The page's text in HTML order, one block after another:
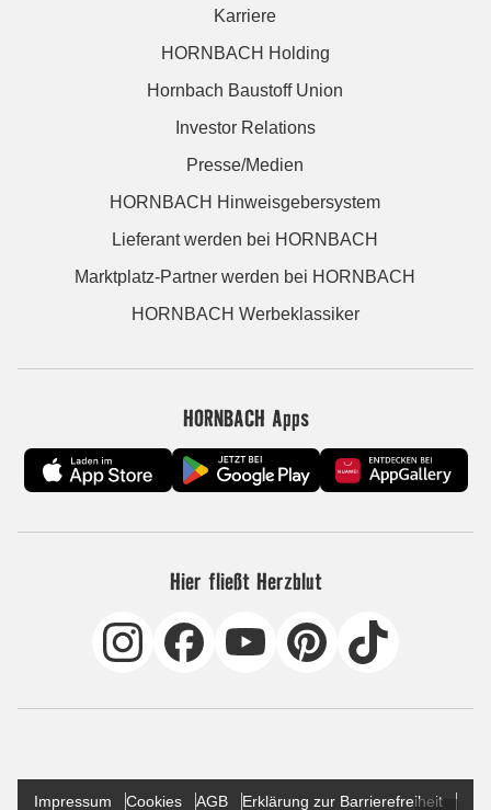
Karriere
HORNBACH Holding
Hornbach Baustoff Union
Investor Relations
Presse/Medien
HORNBACH Hinweisgebersystem
Lieferant werden bei HORNBACH
Marktplatz-Partner werden bei HORNBACH
HORNBACH Werbeklassiker
HORNBACH Apps
Hier fließt Herzblut
Impressum Cookies AGB
Erklärung zur Barrierefreiheit